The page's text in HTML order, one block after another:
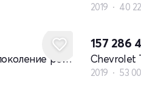
2019 40
Chevrolet Tracker III - поколение рестайлинг
157 286
2019 53